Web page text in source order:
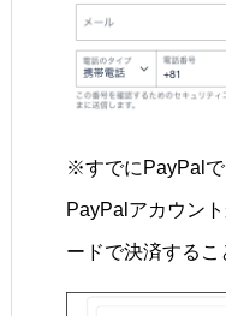
※すでにPayPal
PayPalアカウン
ードで決済するこ